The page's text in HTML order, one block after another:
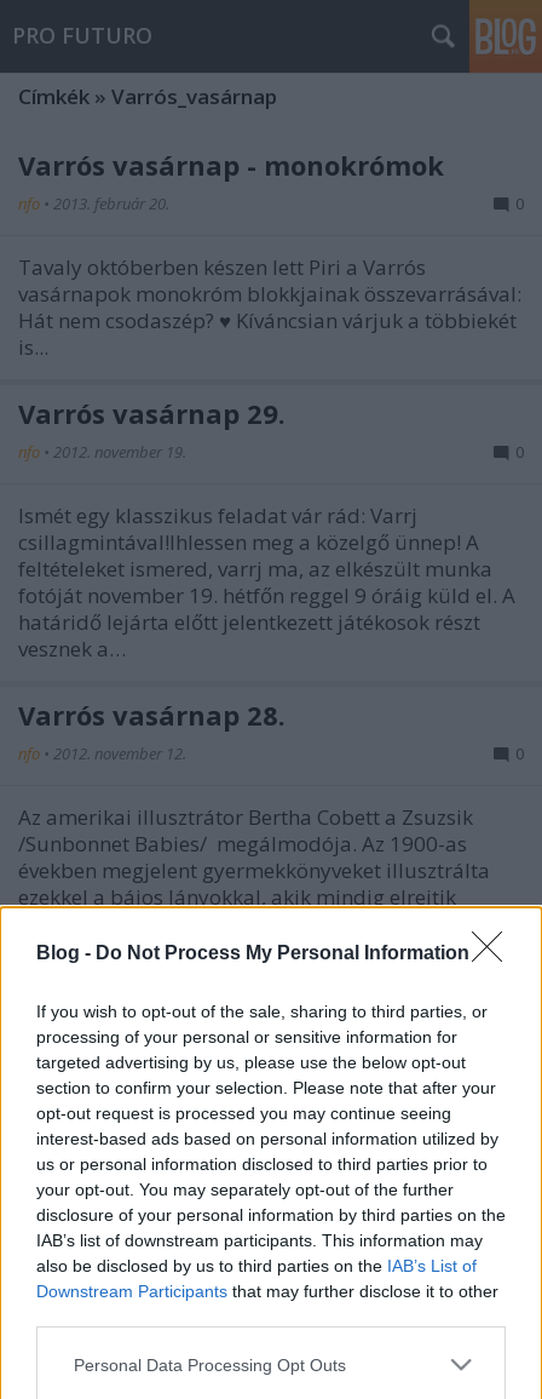
Blog - Do Not Process My Personal Information
If you wish to opt-out of the sale, sharing to third parties, or
processing of your personal or sensitive information for
targeted advertising by us, please use the below opt-out
section to confirm your selection. Please note that after your
opt-out request is processed you may continue seeing
interest-based ads based on personal information utilized by
us or personal information disclosed to third parties prior to
your opt-out. You may separately opt-out of the further
disclosure of your personal information by third parties on the
IAB’s list of downstream participants. This information may
also be disclosed by us to third parties on the IAB’s List of
Downstream Participants that may further disclose it to other
Please note that this website/app uses one or more Google
Personal Data Processing Opt Outs
PRO FUTURO
Címkék » Varrós_vasárnap
Varrós vasárnap - monokrómok
nfo • 2013. február 20. 0
Tavaly októberben készen lett Piri a Varrós
vasárnapok monokróm blokkjainak összevarrásával:
Hát nem csodaszép? ♥ Kíváncsian várjuk a többiekét
is...
Varrós vasárnap 29.
nfo • 2012. november 19. 0
Ismét egy klasszikus feladat vár rád: Varrj
csillagmintával!Ihlessen meg a közelgő ünnep! A
feltételeket ismered, varrj ma, az elkészült munka
fotóját november 19. hétfőn reggel 9 óráig küld el. A
határidő lejárta előtt jelentkezett játékosok részt
vesznek a…
Varrós vasárnap 28.
nfo • 2012. november 12. 0
Az amerikai illusztrátor Bertha Cobett a Zsuzsik
/Sunbonnet Babies/ megálmodója. Az 1900-as
években megjelent gyermekkönyveket illusztrálta
ezekkel a bájos lányokkal, akik mindig elrejtik
rákerültek a porcelán tányérokra,…
Varrós vasárnap 27.
nfo•2012. október 07.
A Magyar Foltvarró Céh játéka: Bekuckósodva
élvezni a lemenő napot, nincs is annál jobb.Olvasni
egy könyvet, teát kortyolgatva...De mi varrni
szerünk!Ma varrjunk könyvborítót, féltve őrzött
kölcsön könyveinknek :) vagy sütis könyvünknek,
mesekönyvnek, foltos…
Varrós vasárnap 26.
2012. szeptember 25.